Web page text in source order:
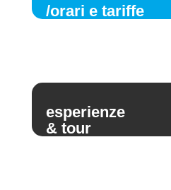
/orari e tariffe
esperienze
& tour